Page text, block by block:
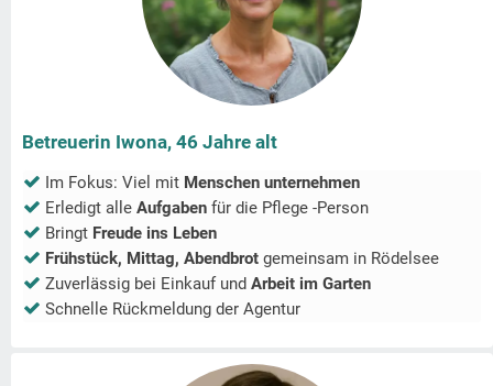
Betreuerin Iwona, 46 Jahre alt
Im Fokus: Viel mit Menschen unternehmen
Erledigt alle Aufgaben für die Pflege -Person
Bringt Freude ins Leben
Frühstück, Mittag, Abendbrot gemeinsam in Rödelsee
Zuverlässig bei Einkauf und Arbeit im Garten
Schnelle Rückmeldung der Agentur